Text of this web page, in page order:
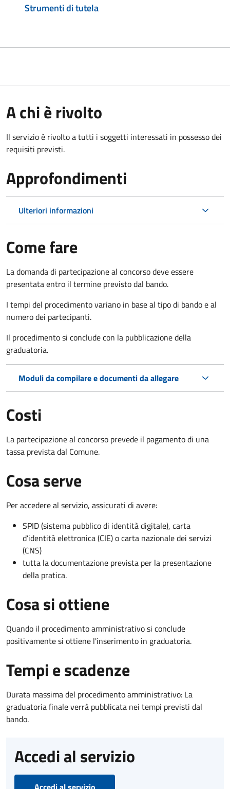
Strumenti di tutela
A chi è rivolto
Il servizio è rivolto a tutti i soggetti interessati in possesso dei
requisiti previsti.
Approfondimenti
Ulteriori informazioni
Come fare
La domanda di partecipazione al concorso deve essere
presentata entro il termine previsto dal bando.
I tempi del procedimento variano in base al tipo di bando e al
numero dei partecipanti.
Il procedimento si conclude con la pubblicazione della
graduatoria.
Moduli da compilare e documenti da allegare
Costi
La partecipazione al concorso prevede il pagamento di una
tassa prevista dal Comune.
Cosa serve
Per accedere al servizio, assicurati di avere:
SPID (sistema pubblico di identità digitale), carta
d’identità elettronica (CIE) o carta nazionale dei servizi
(CNS)
tutta la documentazione prevista per la presentazione
della pratica.
Cosa si ottiene
Quando il procedimento amministrativo si conclude
positivamente si ottiene l'inserimento in graduatoria.
Tempi e scadenze
Durata massima del procedimento amministrativo: La
graduatoria finale verrà pubblicata nei tempi previsti dal
bando.
Accedi al servizio